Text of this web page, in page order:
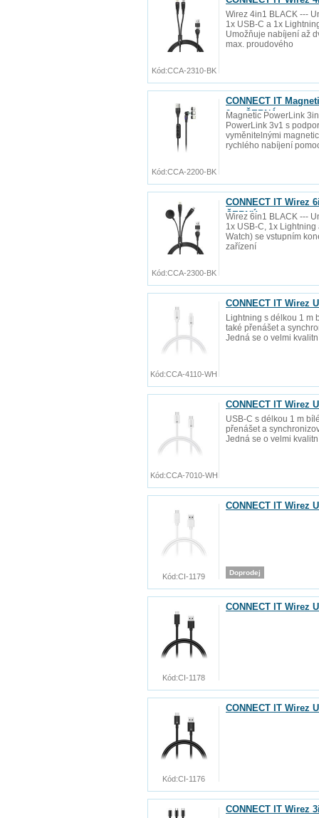
Wirez 4in1 BLACK ---
1x USB-C a 1x
Umožňuje nabíjení až
max. proudového
Kód:CCA-2310-BK
CONNECT IT
2m, ČERNÁ
Magnetic PowerLink
PowerLink 3v1 s
vyměnitelnými
rychlého nabíjení
Kód:CCA-2200-BK
CONNECT IT Wirez
ČERNÝ
Wirez 6in1 BLACK ---
1x USB-C, 1x
Watch) se vstupním
zařízení
Kód:CCA-2300-BK
CONNECT IT Wirez
Lightning s délkou 1 m
také přenášet a
Jedná se o velmi
Kód:CCA-4110-WH
CONNECT IT Wirez
USB-C s délkou 1 m
přenášet a
Jedná se o velmi
Kód:CCA-7010-WH
CONNECT IT Wirez
Doprodej
Kód:CI-1179
CONNECT IT Wirez
Kód:CI-1178
CONNECT IT Wirez
Kód:CI-1176
CONNECT IT Wirez